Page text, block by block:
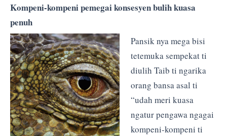
Kompeni-kompeni pemegai konsesyen bulih kuasa
penuh
Pansik nya mega bisi
tetemuka sempekat ti
diulih Taib ti ngarika
orang bansa asal ti
“udah meri kuasa
ngatur pengawa ngagai
kompeni-kompeni ti